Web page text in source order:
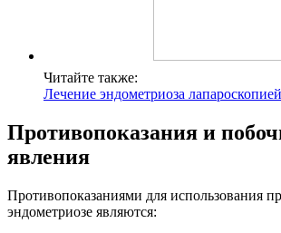
Читайте также:
Лечение эндометриоза лапароскопией
Противопоказания и
явления
Противопоказаниями для использования
эндометриозе являются: